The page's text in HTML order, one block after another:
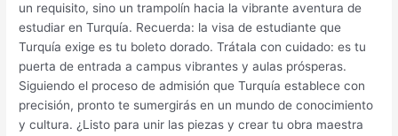
un requisito, sino un trampolín hacia la vibrante aventura de
estudiar en Turquía. Recuerda: la visa de estudiante que
Turquía exige es tu boleto dorado. Trátala con cuidado: es tu
puerta de entrada a campus vibrantes y aulas prósperas.
Siguiendo el proceso de admisión que Turquía establece con
precisión, pronto te sumergirás en un mundo de conocimiento
y cultura. ¿Listo para unir las piezas y crear tu obra maestra